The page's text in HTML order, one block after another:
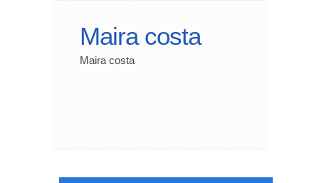
Maira costa
Maira costa